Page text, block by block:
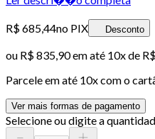
R$ 685,44no PIX Desconto
ou R$ 835,90em até 10x de
Parcele em até 10x com o
Ver mais formas de pagamento
Selecione ou digite a